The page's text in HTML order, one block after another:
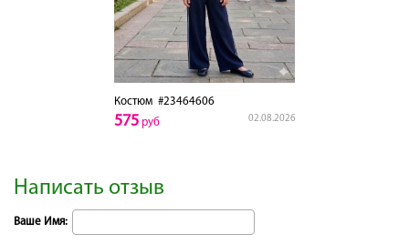
Костюм#23464606
02.08.2026
575руб
Написать отзыв
Ваше Имя: